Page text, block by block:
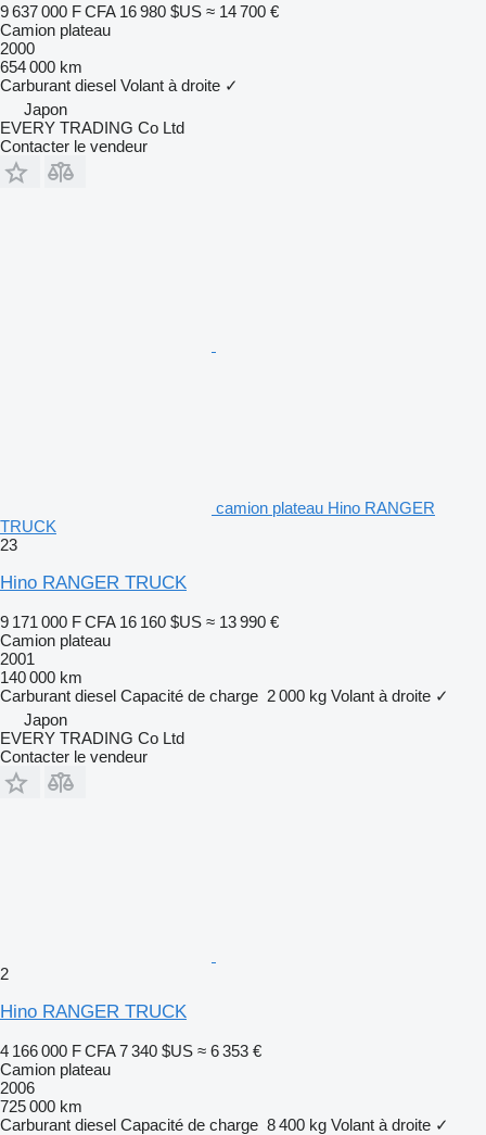
9 637 000 F CFA 16 980 $US ≈ 14 700 €
Camion plateau
2000
654 000 km
Carburant diesel Volant à droite ✓
Japon
EVERY TRADING Co Ltd
Contacter le vendeur
camion plateau Hino RANGER
TRUCK
23
Hino RANGER TRUCK
9 171 000 F CFA 16 160 $US ≈ 13 990 €
Camion plateau
2001
140 000 km
Carburant diesel Capacité de charge 2 000 kg Volant à droite ✓
Japon
EVERY TRADING Co Ltd
Contacter le vendeur
2
Hino RANGER TRUCK
4 166 000 F CFA 7 340 $US ≈ 6 353 €
Camion plateau
2006
725 000 km
Carburant diesel Capacité de charge 8 400 kg Volant à droite ✓